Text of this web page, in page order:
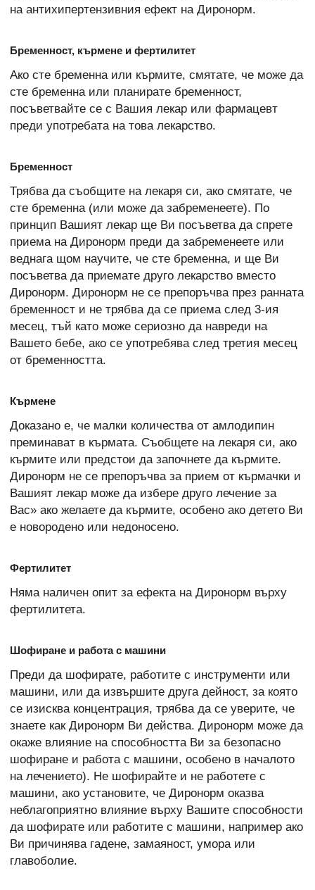
на антихипертензивния ефект на Диронорм.
Бременност, кърмене и фертилитет
Ако сте бременна или кърмите, смятате, че може да
сте бременна или планирате бременност,
посъветвайте се с Вашия лекар или фармацевт
преди употребата на това лекарство.
Бременност
Трябва да съобщите на лекаря си, ако смятате, че
сте бременна (или може да забременеете). По
принцип Вашият лекар ще Ви посъветва да спрете
приема на Диронорм преди да забременеете или
веднага щом научите, че сте бременна, и ще Ви
посъветва да приемате друго лекарство вместо
Диронорм. Диронорм не се препоръчва през ранната
бременност и не трябва да се приема след 3-ия
месец, тъй като може сериозно да навреди на
Вашето бебе, ако се употребява след третия месец
от бременността.
Кърмене
Доказано е, че малки количества от амлодипин
преминават в кърмата. Съобщете на лекаря си, ако
кърмите или предстои да започнете да кърмите.
Диронорм не се препоръчва за прием от кърмачки и
Вашият лекар може да избере друго лечение за
Вас» ако желаете да кърмите, особено ако детето Ви
е новородено или недоносено.
Фертилитет
Няма наличен опит за ефекта на Диронорм върху
фертилитета.
Шофиране и работа с машини
Преди да шофирате, работите с инструменти или
машини, или да извършите друга дейност, за която
се изисква концентрация, трябва да се уверите, че
знаете как Диронорм Ви действа. Диронорм може да
окаже влияние на способността Ви за безопасно
шофиране и работа с машини, особено в началото
на лечението). Не шофирайте и не работете с
машини, ако установите, че Диронорм оказва
неблагоприятно влияние върху Вашите способности
да шофирате или работите с машини, например ако
Ви причинява гадене, замаяност, умора или
главоболие.